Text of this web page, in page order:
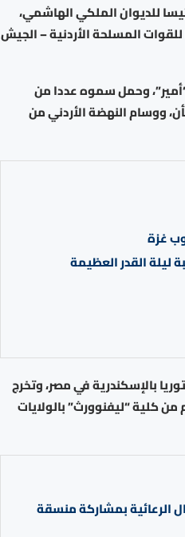
للديوان الملكي الهاشمي،
المسلحة الأردنية – الجيش
لقب “أمير”، وحمل سموه عددا من
ووسام النهضة الأردني من
غزة
ليلة القدر العظيمة
1934، ودرس في كلية فكتوريا بالإسكندرية في مصر، وتخرج
الحربية “ساند هيرست” عام 1955، ومن ثم من كلية “ليفنوورث” بالولايات
الرعائية بمشاركة منسقة